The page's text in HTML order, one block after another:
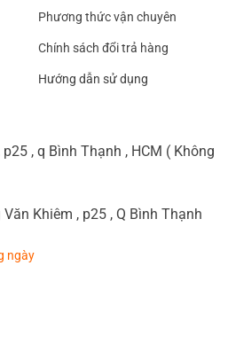
Phương thức vận chuyên
Chính sách đổi trả hàng
Hướng dẫn sử dụng
, q Bình Thạnh , HCM ( Không
Khiêm , p25 , Q Bình Thạnh
ngày